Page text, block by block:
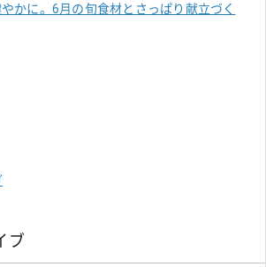
かに。6月の旬食材とさっぱり献立づく
ブ